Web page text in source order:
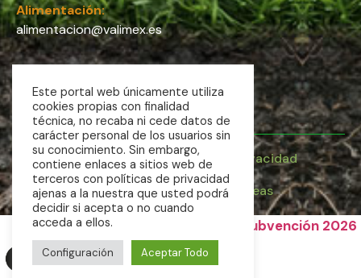
Alimentación:
alimentacion@valimex.es
internacional@valimex.es
Aviso Legal
Política de Privacidad
Política de Cookies
Diseñado por la Nube de Ideas
Subvención 2026
Este portal web únicamente utiliza
cookies propias con finalidad
técnica, no recaba ni cede datos de
carácter personal de los usuarios sin
su conocimiento. Sin embargo,
contiene enlaces a sitios web de
terceros con políticas de privacidad
ajenas a la nuestra que usted podrá
decidir si acepta o no cuando
acceda a ellos.
Configuración Aceptar Todo